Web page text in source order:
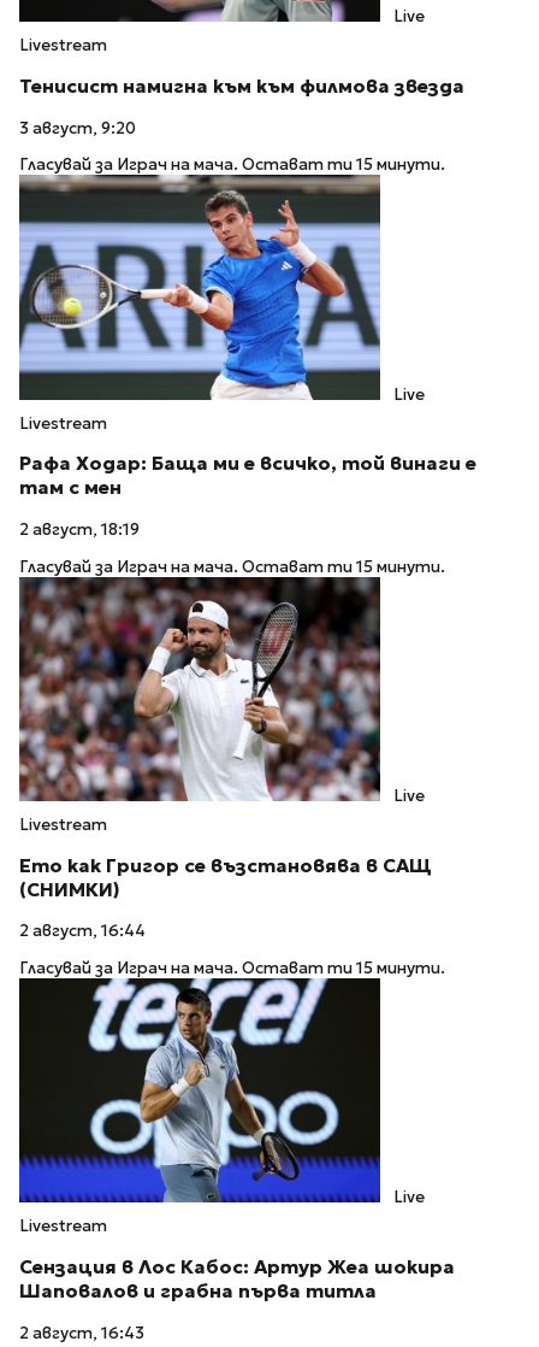
Live
Livestream
Тенисист намигна към към филмова звезда
3 август, 9:20
Гласувай за Играч на мача. Остават ти 15 минути.
Live
Livestream
Рафа Ходар: Баща ми е всичко, той винаги е
там с мен
2 август, 18:19
Гласувай за Играч на мача. Остават ти 15 минути.
Live
Livestream
Ето как Григор се възстановява в САЩ
(СНИМКИ)
2 август, 16:44
Гласувай за Играч на мача. Остават ти 15 минути.
Live
Livestream
Сензация в Лос Кабос: Артур Жеа шокира
Шаповалов и грабна първа титла
2 август, 16:43